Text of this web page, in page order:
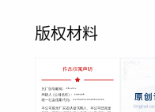
版权材料